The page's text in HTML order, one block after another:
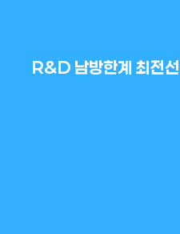
R&D 남방한계 최전